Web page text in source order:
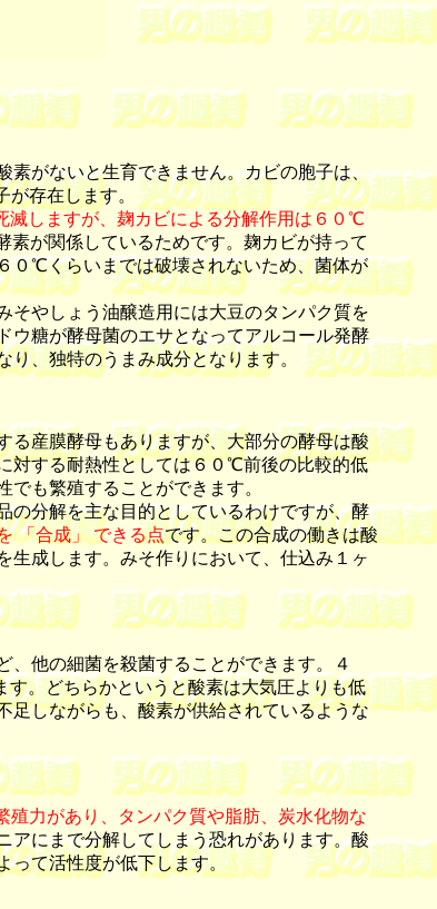
がないと生育できません。カビの胞子は、
存在します。
しますが、麹カビによる分解作用は６０℃
素が関係しているためです。麹カビが持って
０℃くらいまでは破壊されないため、菌体が
やしょう油醸造用には大豆のタンパク質を
ウ糖が酵母菌のエサとなってアルコール発酵
、独特のうまみ成分となります。
産膜酵母もありますが、大部分の酵母は酸
対する耐熱性としては６０℃前後の比較的低
も繁殖することができます。
分解を主な目的としているわけですが、酵
「合成」 できる点です。この合成の働きは酸
生成します。みそ作りにおいて、仕込み１ヶ
、他の細菌を殺菌することができます。４
。どちらかというと酸素は大気圧よりも低
足しながらも、酸素が供給されているような
力があり、タンパク質や脂肪、炭水化物な
アにまで分解してしまう恐れがあります。酸
って活性度が低下します。